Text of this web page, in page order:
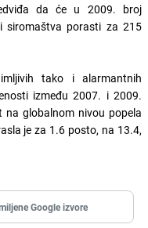
da će u 2009. broj
siromaštva porasti za 215
tako i alarmantnih
između 2007. i 2009.
na globalnom nivou popela
je za 1.6 posto, na 13.4,
Google izvore